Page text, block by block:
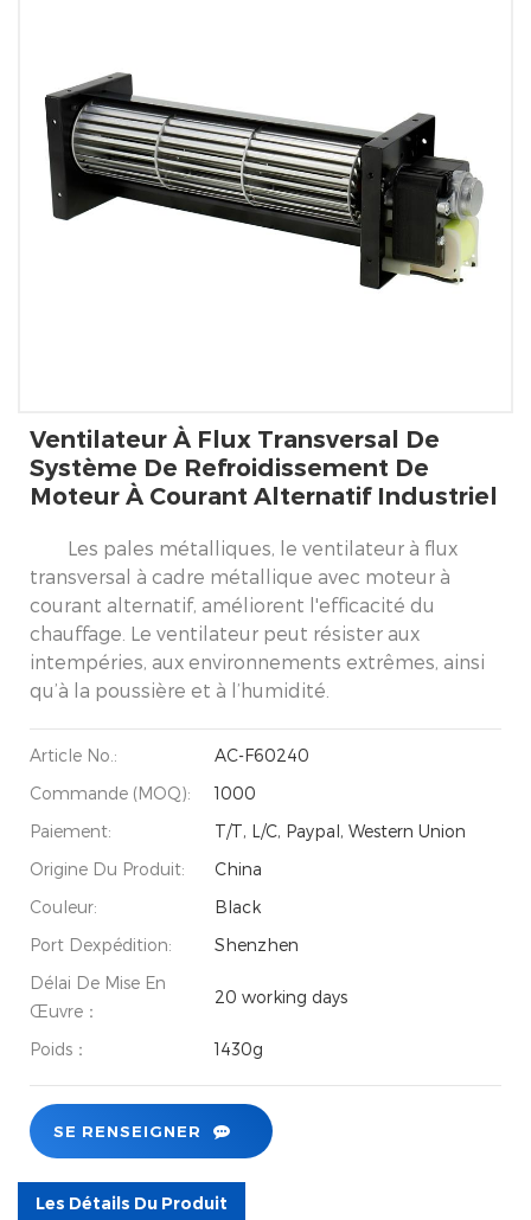
Ventilateur À Flux Transversal De
Système De Refroidissement De
Moteur À Courant Alternatif Industriel
Les pales métalliques, le ventilateur à flux
transversal à cadre métallique avec moteur à
courant alternatif, améliorent l'efficacité du
chauffage. Le ventilateur peut résister aux
intempéries, aux environnements extrêmes, ainsi
qu’à la poussière et à l’humidité.
Article No.:
AC-F60240
Commande (MOQ):
1000
Paiement:
T/T, L/C, Paypal, Western Union
Origine Du Produit:
China
Couleur:
Black
Port Dexpédition:
Shenzhen
Délai De Mise En
Œuvre：
20 working days
Poids： 1430g
SE RENSEIGNER
Les Détails Du Produit